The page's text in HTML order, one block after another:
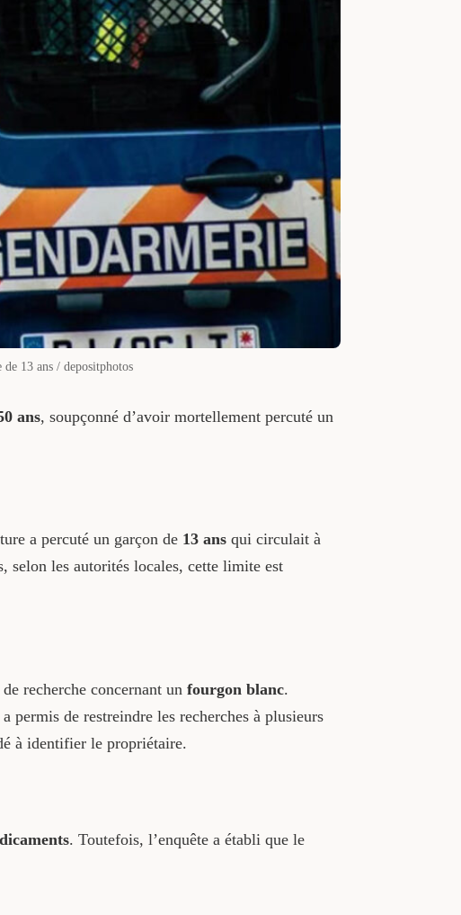
13 ans / depositphotos
ans, soupçonné d’avoir mortellement percuté un
a percuté un garçon de 13 ansqui circulait à
selon les autorités locales, cette limite est
recherche concernant un fourgon blanc.
permis de restreindre les recherches à plusieurs
à identifier le propriétaire.
. Toutefois, l’enquête a établi que le